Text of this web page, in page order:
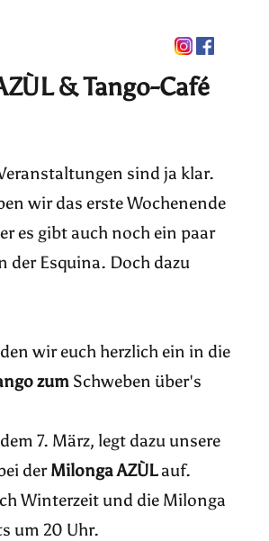
& Tango-Café
sind ja klar.
wir das erste Wochenende
es gibt auch noch ein paar
der Esquina. Doch dazu
wir euch herzlich ein in die
zum Schweben über's
7. März, legt dazu unsere
derMilonga AZÙLauf.
Winterzeit und die Milonga
um 20 Uhr.